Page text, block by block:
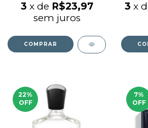
3 x de R$23,97
sem juros
COMPRAR
3 x
22%
OFF
7%
OFF